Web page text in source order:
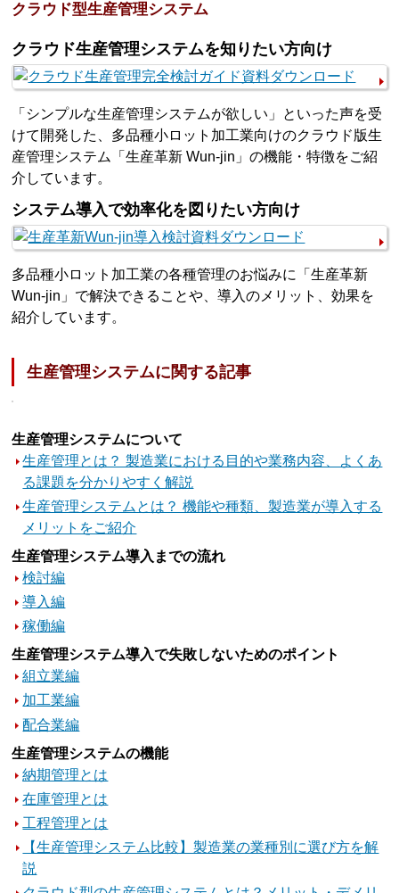
クラウド型生産管理システム
クラウド生産管理システムを知りたい方向け
「シンプルな生産管理システムが欲しい」といった声を受
けて開発した、多品種小ロット加工業向けのクラウド版生
産管理システム「生産革新 Wun-jin」の機能・特徴をご紹
介しています。
システム導入で効率化を図りたい方向け
多品種小ロット加工業の各種管理のお悩みに「生産革新
Wun-jin」で解決できることや、導入のメリット、効果を
紹介しています。
生産管理システムに関する記事
生産管理システムについて
生産管理とは？ 製造業における目的や業務内容、よくあ
る課題を分かりやすく解説
生産管理システムとは？ 機能や種類、製造業が導入する
メリットをご紹介
生産管理システム導入までの流れ
検討編
導入編
稼働編
生産管理システム導入で失敗しないためのポイント
組立業編
加工業編
配合業編
生産管理システムの機能
納期管理とは
在庫管理とは
工程管理とは
【生産管理システム比較】製造業の業種別に選び方を解
説